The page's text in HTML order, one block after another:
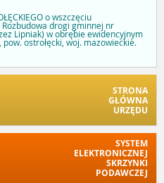
o wszczęciu
drogi gminnej nr
Lipniak) w obrębie ewidencyjnym
ostrołęcki, woj. mazowieckie.
STRONA
GŁÓWNA
URZĘDU
SYSTEM
ELEKTRONICZNEJ
SKRZYNKI
PODAWCZEJ